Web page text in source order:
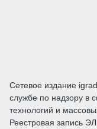
Сетевое издание
службе по надзору в
технологий и
Реестровая запись